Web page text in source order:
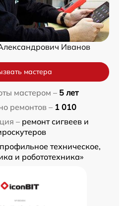
Иванов
мастера
мастером – 5 лет
ремонтов – 1 010
– ремонт сигвеев и
профильное техническое,
и робототехника»